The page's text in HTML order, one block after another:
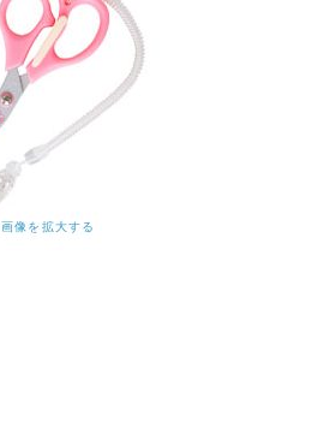
画像を拡大する